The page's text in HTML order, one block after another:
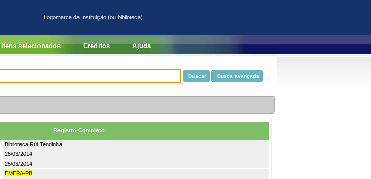
Logomarca da Instituição (ou biblioteca)
Itens selecionados Créditos Ajuda
Registro Completo
Biblioteca Rui Tendinha.
25/03/2014
25/03/2014
EMEPA-PB